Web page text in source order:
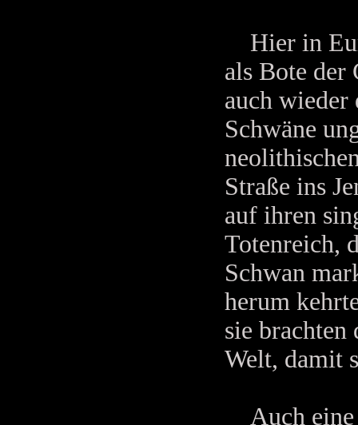
Hier in
als Bote der
auch
Schwäne
Straße ins
auf ihren
Totenreich,
Schwan
herum
sie brachten
Welt, damit
Auch eine